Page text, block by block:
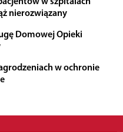
nierozwiązany
Domowej Opieki
w ochronie